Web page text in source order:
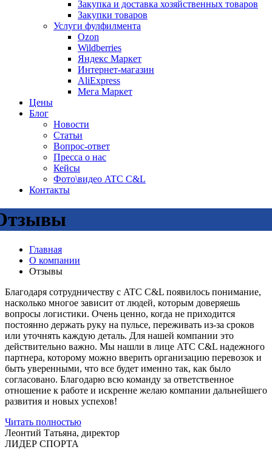
Закупка и доставка хозяйственных товаров
Закупки товаров
Услуги фулфилмента
Ozon
Wildberries
Яндекс Маркет
Интернет-магазин
AliExpress
Мега Маркет
Цены
Блог
Новости
Статьи
Вопрос-ответ
Пресса о нас
Кейсы
Фото\видео ATC C&L
Контакты
Главная
О компании
Отзывы
Благодаря сотрудничеству с ATC C&L появилось понимание,
насколько многое зависит от людей, которым доверяешь
вопросы логистики. Очень ценно, когда не приходится
постоянно держать руку на пульсе, переживать из-за сроков
или уточнять каждую деталь. Для нашей компании это
действительно важно. Мы нашли в лице ATC C&L надежного
партнера, которому можно вверить организацию перевозок и
быть уверенными, что все будет именно так, как было
согласовано. Благодарю всю команду за ответственное
отношение к работе и искренне желаю компании дальнейшего
развития и новых успехов!
Читать полностью
Леонтий Татьяна, директор
ЛИДЕР СПОРТА